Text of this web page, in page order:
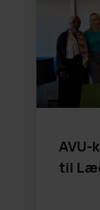
AVU-
til